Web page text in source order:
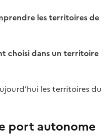
les territoires de
choisi dans un territoire
les territoires du
port autonome